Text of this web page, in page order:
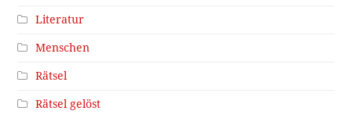
Literatur
Menschen
Rätsel
Rätsel gelöst